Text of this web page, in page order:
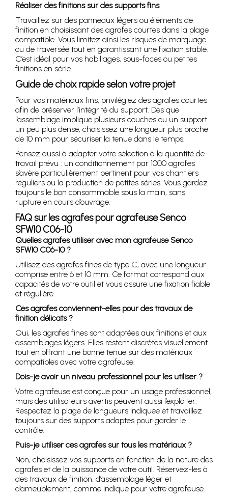
Réaliser des finitions sur des supports fins
Travaillez sur des panneaux légers ou éléments de
finition en choisissant des agrafes courtes dans la plage
compatible. Vous limitez ainsi les risques de marquage
ou de traversée tout en garantissant une fixation stable.
C’est idéal pour vos habillages, sous-faces ou petites
finitions en série.
Guide de choix rapide selon votre projet
Pour vos matériaux fins, privilégiez des agrafes courtes
afin de préserver l’intégrité du support. Dès que
l’assemblage implique plusieurs couches ou un support
un peu plus dense, choisissez une longueur plus proche
de 10 mm pour sécuriser la tenue dans le temps.
Pensez aussi à adapter votre sélection à la quantité de
travail prévu : un conditionnement par 1000 agrafes
s’avère particulièrement pertinent pour vos chantiers
réguliers ou la production de petites séries. Vous gardez
toujours le bon consommable sous la main, sans
rupture en cours d’ouvrage.
FAQ sur les agrafes pour agrafeuse Senco
SFW10 C06-10
Quelles agrafes utiliser avec mon agrafeuse Senco
SFW10 C06-10 ?
Utilisez des agrafes fines de type C, avec une longueur
comprise entre 6 et 10 mm. Ce format correspond aux
capacités de votre outil et vous assure une fixation fiable
et régulière.
Ces agrafes conviennent-elles pour des travaux de
finition délicats ?
Oui, les agrafes fines sont adaptées aux finitions et aux
assemblages légers. Elles restent discrètes visuellement
tout en offrant une bonne tenue sur des matériaux
compatibles avec votre agrafeuse.
Dois-je avoir un niveau professionnel pour les utiliser ?
Votre agrafeuse est conçue pour un usage professionnel,
mais des utilisateurs avertis peuvent aussi l’exploiter.
Respectez la plage de longueurs indiquée et travaillez
toujours sur des supports adaptés pour garder le
contrôle.
Puis-je utiliser ces agrafes sur tous les matériaux ?
Non, choisissez vos supports en fonction de la nature des
agrafes et de la puissance de votre outil. Réservez-les à
des travaux de finition, d’assemblage léger et
d’ameublement, comme indiqué pour votre agrafeuse.